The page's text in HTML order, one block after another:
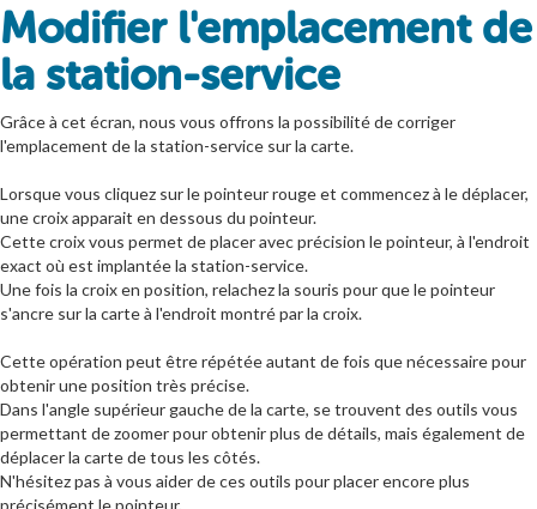
Modifier l'emplacement de
la station-service
Grâce à cet écran, nous vous offrons la possibilité de corriger
l'emplacement de la station-service sur la carte.
Lorsque vous cliquez sur le pointeur rouge et commencez à le déplacer,
une croix apparait en dessous du pointeur.
Cette croix vous permet de placer avec précision le pointeur, à l'endroit
exact où est implantée la station-service.
Une fois la croix en position, relachez la souris pour que le pointeur
s'ancre sur la carte à l'endroit montré par la croix.
Cette opération peut être répétée autant de fois que nécessaire pour
obtenir une position très précise.
Dans l'angle supérieur gauche de la carte, se trouvent des outils vous
permettant de zoomer pour obtenir plus de détails, mais également de
déplacer la carte de tous les côtés.
N'hésitez pas à vous aider de ces outils pour placer encore plus